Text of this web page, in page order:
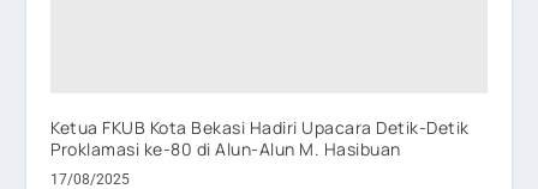
Ketua FKUB Kota Bekasi Hadiri Upacara Detik-Detik
Proklamasi ke-80 di Alun-Alun M. Hasibuan
17/08/2025